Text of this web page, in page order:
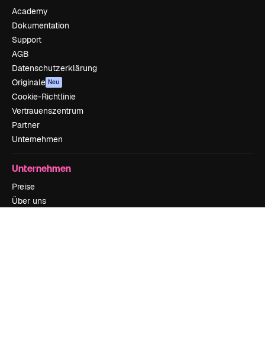
Academy
Dokumentation
Support
AGB
Datenschutzerklärung
Originale Neu
Cookie-Richtlinie
Vertrauenszentrum
Partner
Unternehmen
Unternehmen
Preise
Über uns